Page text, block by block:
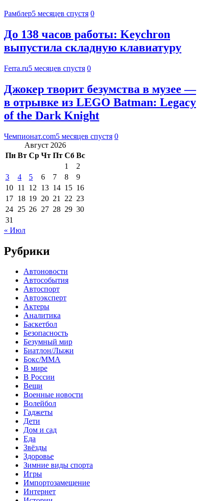
Рамблер5 месяцев спустя 0
До 138 часов работы: Keychron
выпустила складную клавиатуру
Ferra.ru5 месяцев спустя 0
Джокер творит безумства в музее —
в отрывке из LEGO Batman: Legacy
of the Dark Knight
Чемпионат.com5 месяцев спустя 0
Август 2026
Пн Вт Ср Чт Пт Сб Вс
1
2
3
4 5 6 7 8
9
10 11 12 13 14 15 16
17 18 19 20 21 22 23
24 25 26 27 28 29 30
31
« Июл
Рубрики
Автоновости
Автособытия
Автоспорт
Автоэксперт
Актеры
Аналитика
Баскетбол
Безопасность
Безумный мир
Биатлон/Лыжи
Бокс/MMA
В мире
В России
Вещи
Военные новости
Волейбол
Гаджеты
Дети
Дом и сад
Еда
Звёзды
Здоровье
Зимние виды спорта
Игры
Импортозамещение
Интернет